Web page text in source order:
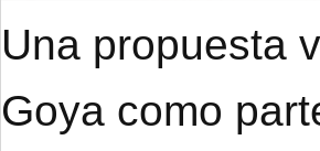
Una propuesta
Goya como